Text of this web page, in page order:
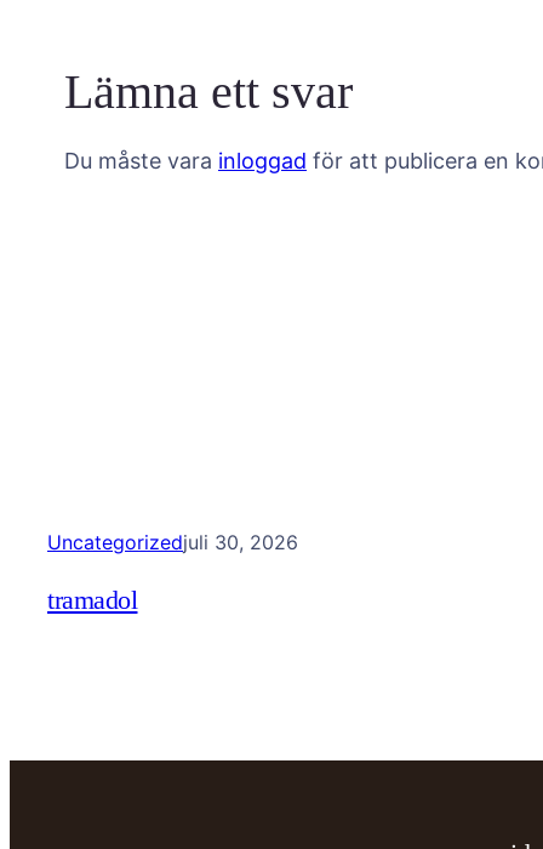
Lämna ett svar
Du måste vara inloggad för att publicera en
Uncategorizedjuli 30, 2026
tramadol